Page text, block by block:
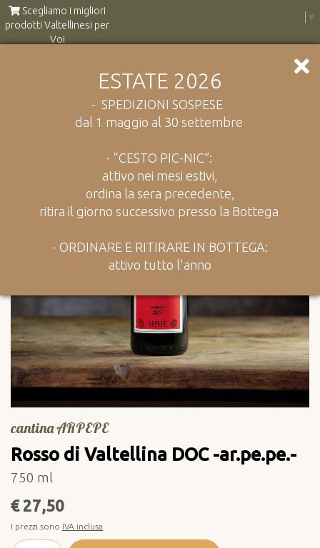
Scegliamo i migliori
prodotti Valtellinesi per
Voi
▼
ESTATE 2026
- SPEDIZIONI SOSPESE
dal 1 maggio al 30 settembre
- “CESTO PIC-NIC”:
attivo nei mesi estivi,
ordina la sera precedente,
ritira il giorno successivo presso la Bottega
- ORDINARE E RITIRARE IN BOTTEGA:
attivo tutto l'anno
cantina ARPEPE
Rosso di Valtellina DOC -ar.pe.pe.-
750 ml
€ 27,50
I prezzi sono IVA inclusa